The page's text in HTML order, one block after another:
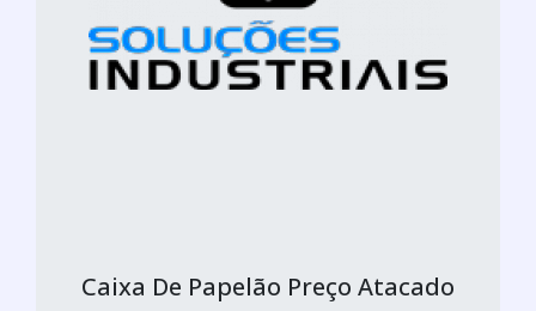
Caixa De Papelão Preço Atacado